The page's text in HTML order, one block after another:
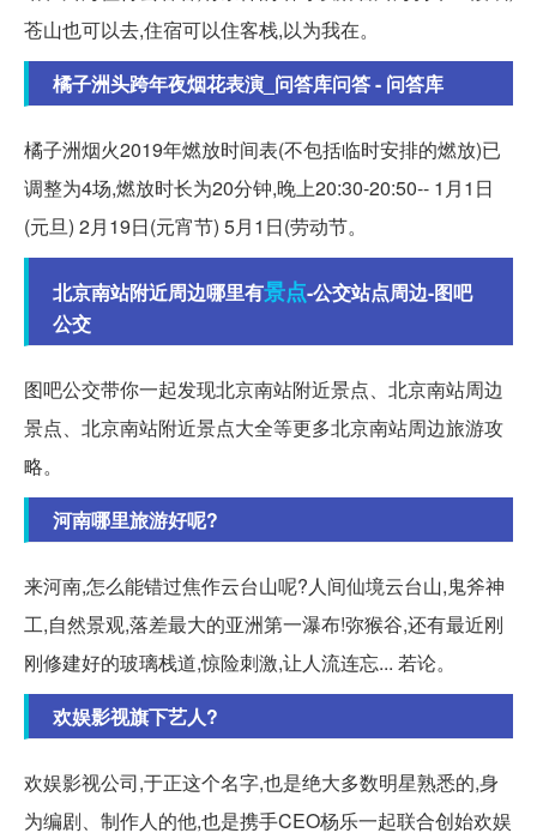
苍山也可以去,住宿可以住客栈,以为我在。
橘子洲头跨年夜烟花表演_问答库问答 - 问答库
橘子洲烟火2019年燃放时间表(不包括临时安排的燃放)已
调整为4场,燃放时长为20分钟,晚上20:30-20:50-- 1月1日
(元旦) 2月19日(元宵节) 5月1日(劳动节。
北京南站附近周边哪里有景点-公交站点周边-图吧
公交
图吧公交带你一起发现北京南站附近景点、北京南站周边
景点、北京南站附近景点大全等更多北京南站周边旅游攻
略。
河南哪里旅游好呢?
来河南,怎么能错过焦作云台山呢?人间仙境云台山,鬼斧神
工,自然景观,落差最大的亚洲第一瀑布!弥猴谷,还有最近刚
刚修建好的玻璃栈道,惊险刺激,让人流连忘... 若论。
欢娱影视旗下艺人?
欢娱影视公司,于正这个名字,也是绝大多数明星熟悉的,身
为编剧、制作人的他,也是携手CEO杨乐一起联合创始欢娱